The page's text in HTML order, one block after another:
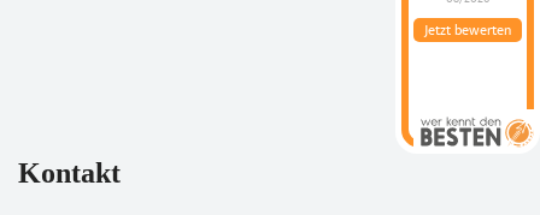
Jetzt bewerten
Kontakt